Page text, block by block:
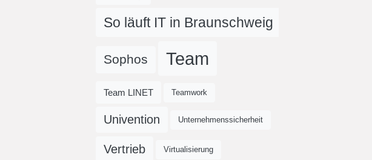
So läuft IT in Braunschweig
Sophos Team
Team LINET Teamwork
Univention Unternehmenssicherheit
Vertrieb Virtualisierung